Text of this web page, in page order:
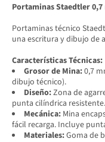
Portaminas Staedtler 0,7
Portaminas técnico
una escritura y dibujo de
Características Técnicas:
Grosor de Mina:0,7
dibujo técnico).
Diseño:Zona de
punta cilíndrica resistente.
Mecánica: Mina
fácil recarga. Incluye
Materiales:Goma de